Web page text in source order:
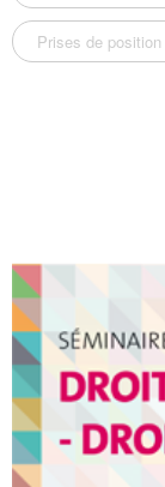
Prises de position